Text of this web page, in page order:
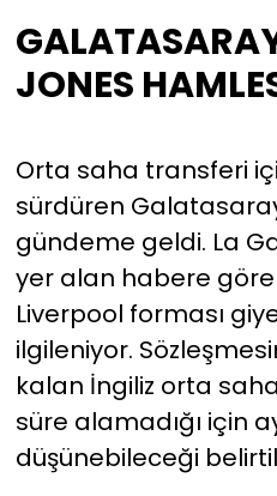
JONES
Orta saha transferi
sürdüren
gündeme geldi. La
yer alan habere
Liverpool forması
ilgileniyor.
kalan İngiliz orta
süre alamadığı için
düşünebileceği